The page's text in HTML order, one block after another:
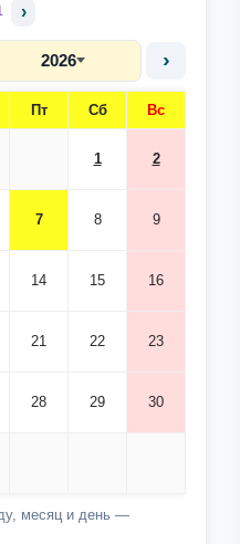
›
2026 ›
Пт Сб Вс
1 2
7 8 9
14 15 16
21 22 23
28 29 30
месяц и день —